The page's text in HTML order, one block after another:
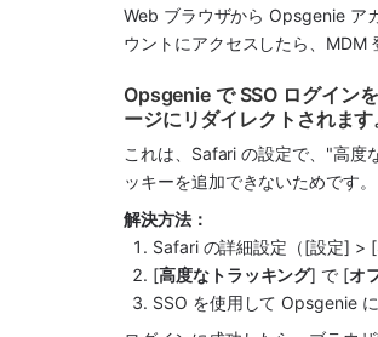
Web ブラウザから Opsgenie ア
ウントにアクセスしたら、MDM
Opsgenie で SSO ログイン
ージにリダイレクトされます
これは、Safari の設定で、"高度
ッキーを追加できないためです。
解決方法：
Safari の詳細設定（[設定] >
[高度なトラッキング] で [オ
SSO を使用して Opsgenie